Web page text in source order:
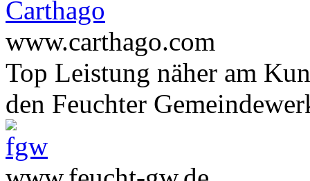
www.carthago.com
Top Leistung näher am
den Feuchter